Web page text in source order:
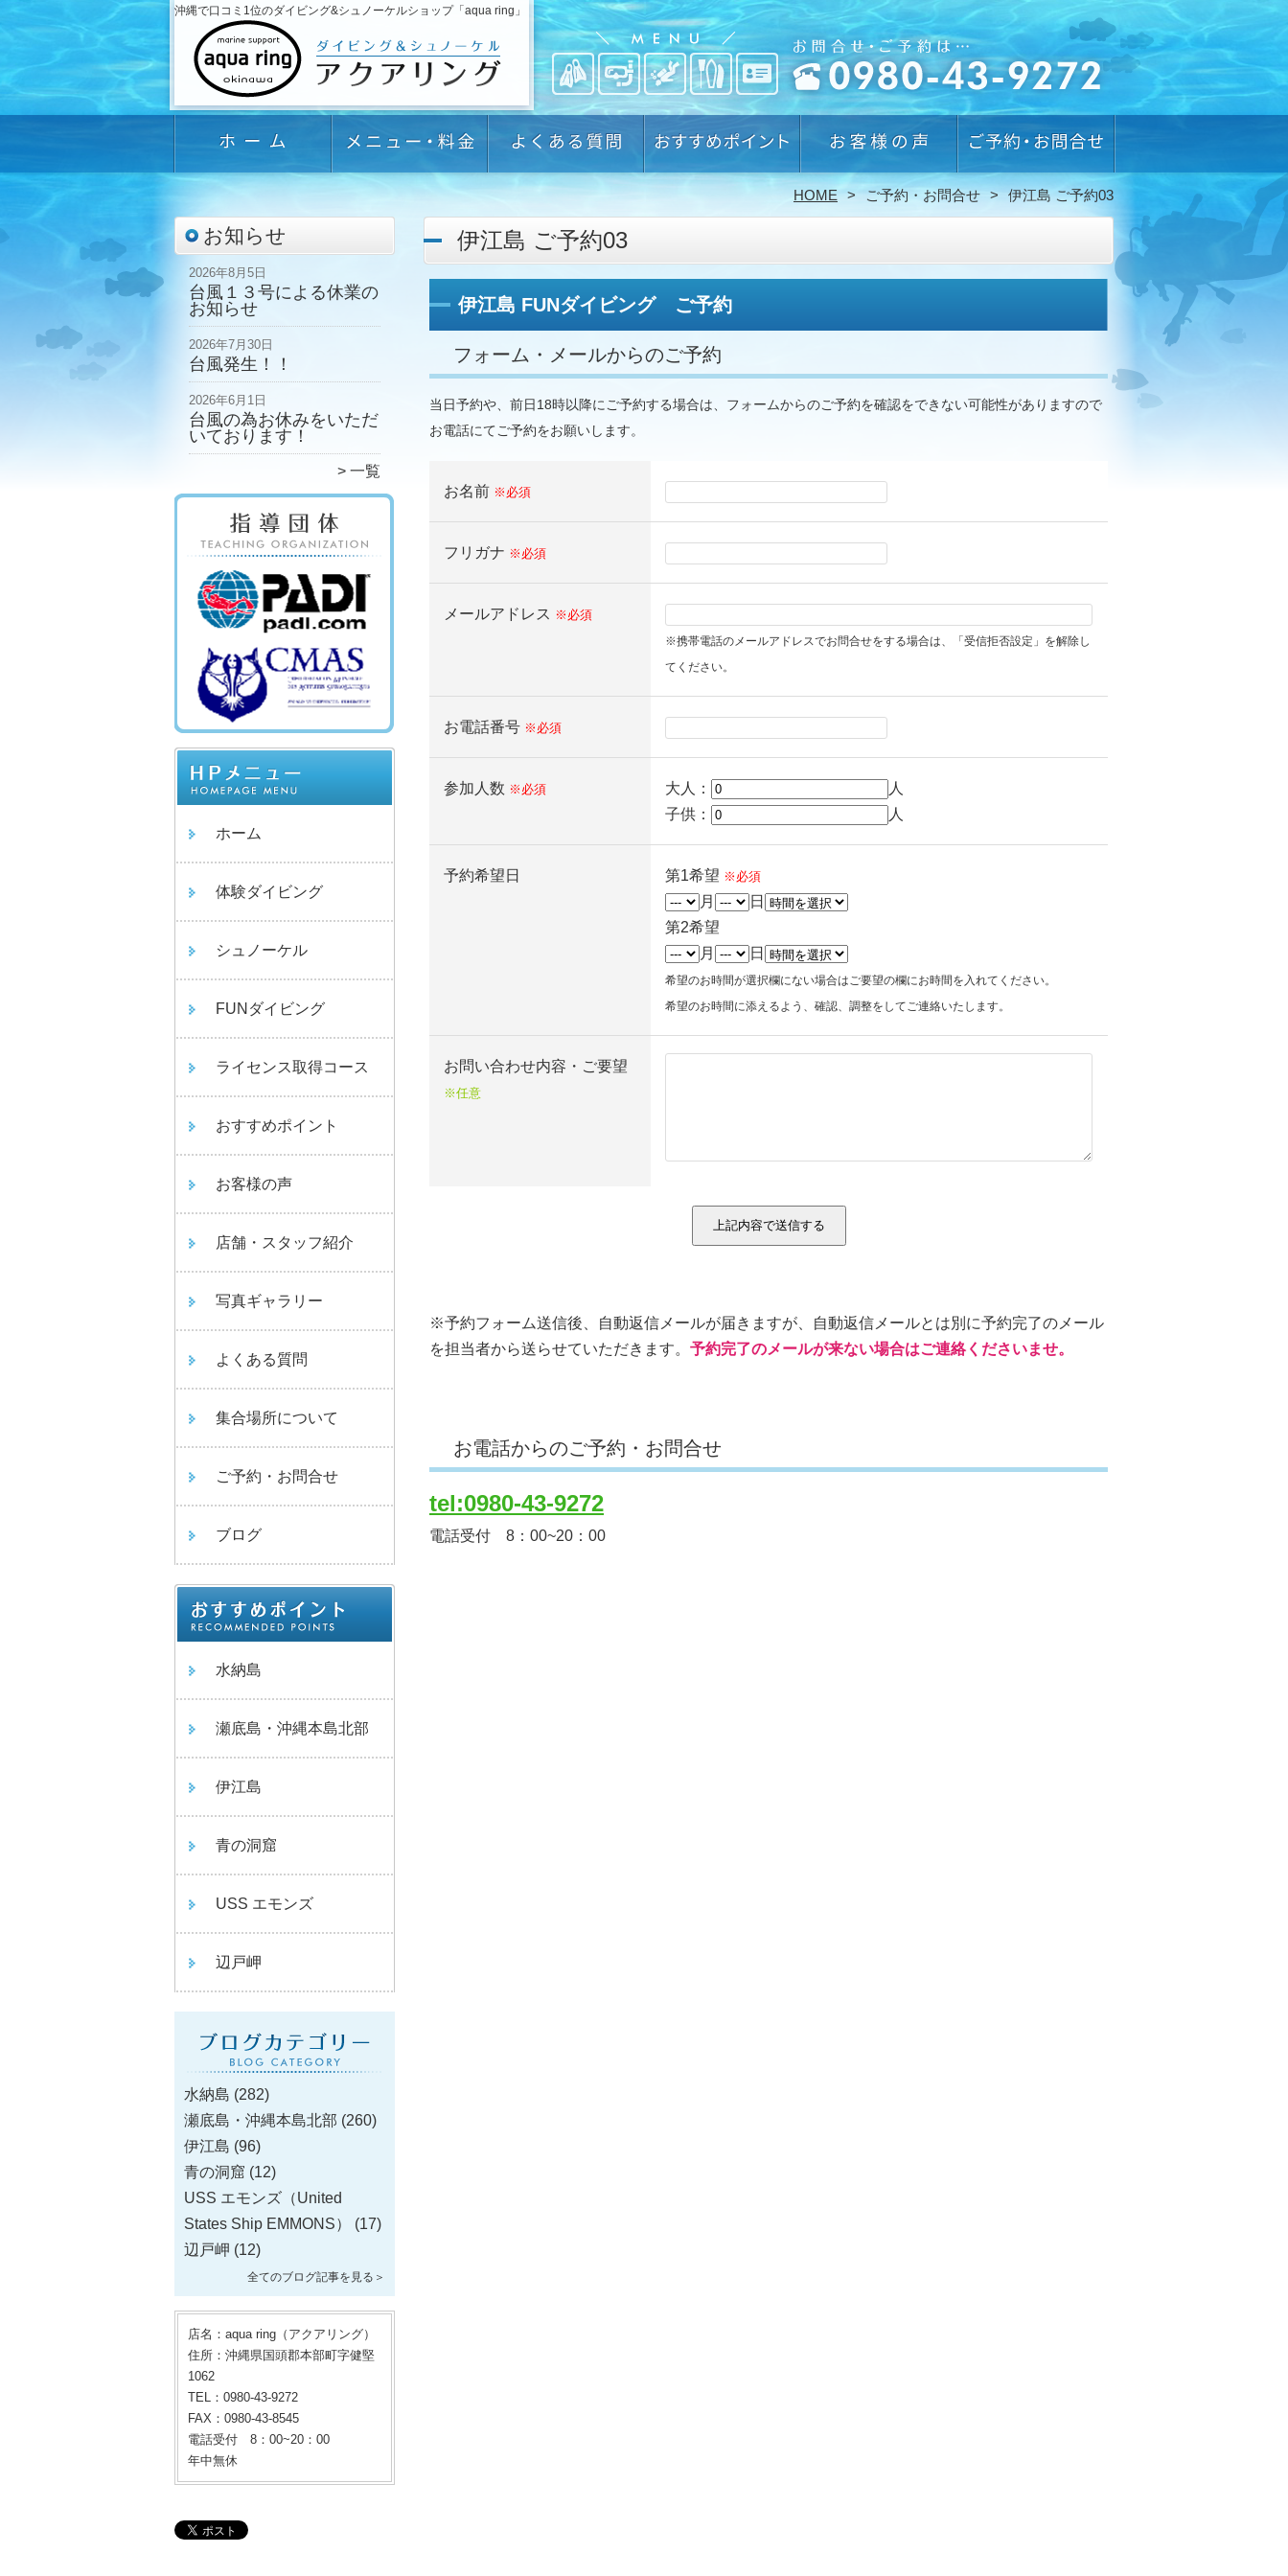
沖縄で口コミ1位のダイビング&シュノーケルショップ「aqua ring」
HOME ご予約・お問合せ 伊江島 ご予約03
お知らせ
2026年8月5日
台風１３号による休業の
お知らせ
2026年7月30日
台風発生！！
2026年6月1日
台風の為お休みをいただ
いております！
一覧
ホーム
体験ダイビング
シュノーケル
FUNダイビング
ライセンス取得コース
おすすめポイント
お客様の声
店舗・スタッフ紹介
写真ギャラリー
よくある質問
集合場所について
ご予約・お問合せ
ブログ
水納島
瀬底島・沖縄本島北部
伊江島
青の洞窟
USS エモンズ
辺戸岬
水納島 (282)
瀬底島・沖縄本島北部 (260)
伊江島 (96)
青の洞窟 (12)
USS エモンズ（United
States Ship EMMONS）
(17)
辺戸岬 (12)
全てのブログ記事を見る＞
店名：aqua ring（アクアリング）
住所：沖縄県国頭郡本部町字健堅
1062
TEL：0980-43-9272
FAX：0980-43-8545
電話受付 8：00~20：00
年中無休
伊江島 ご予約03
伊江島 FUNダイビング ご予約
フォーム・メールからのご予約
当日予約や、前日18時以降にご予約する場合は、フォームからのご予約を確認をできない可能性がありますので
お電話にてご予約をお願いします。
お名前 ※必須
フリガナ ※必須
メールアドレス ※必須
※携帯電話のメールアドレスでお問合せをする場合は、「受信拒否設定」を解除し
てください。
お電話番号 ※必須
参加人数 ※必須 大人：
人
子供：
人
予約希望日 第1希望 ※必須
月
日
第2希望
月
日
希望のお時間が選択欄にない場合はご要望の欄にお時間を入れてください。
希望のお時間に添えるよう、確認、調整をしてご連絡いたします。
お問い合わせ内容・ご要望
※任意
※予約フォーム送信後、自動返信メールが届きますが、自動返信メールとは別に予約完了のメール
を担当者から送らせていただきます。 予約完了のメールが来ない場合はご連絡くださいませ。
お電話からのご予約・お問合せ
tel:0980-43-9272
電話受付 8：00~20：00